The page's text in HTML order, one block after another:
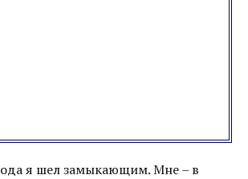
я шел замыкающим. Мне – в